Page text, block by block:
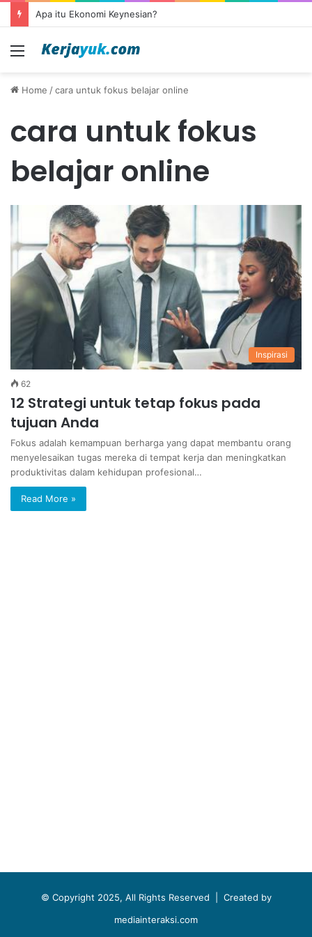
Apa itu Ekonomi Keynesian?
Menu
Home /cara untuk fokus belajar online
cara untuk fokus
belajar online
Inspirasi
62
12 Strategi untuk tetap fokus pada
tujuan Anda
Fokus adalah kemampuan berharga yang dapat membantu orang
menyelesaikan tugas mereka di tempat kerja dan meningkatkan
produktivitas dalam kehidupan profesional…
Read More »
© Copyright 2025, All Rights Reserved | Created by
mediainteraksi.com